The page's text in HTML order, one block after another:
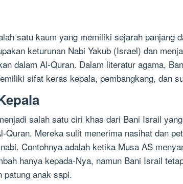
satu kaum yang memiliki sejarah panjang
keturunan Nabi Yakub (Israel) dan
dalam Al-Quran. Dalam literatur agama,
sifat keras kepala, pembangkang, dan
salah satu ciri khas dari Bani Israil
Quran. Mereka sulit menerima nasihat dan
Contohnya adalah ketika Musa AS
hanya kepada-Nya, namun Bani Israil
patung anak sapi.